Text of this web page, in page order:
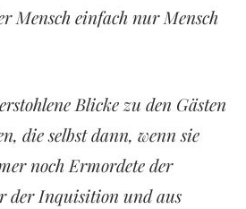
Mensch einfach nur Mensch
Blicke zu den Gästen
die selbst dann, wenn sie
noch Ermordete der
der Inquisition und aus